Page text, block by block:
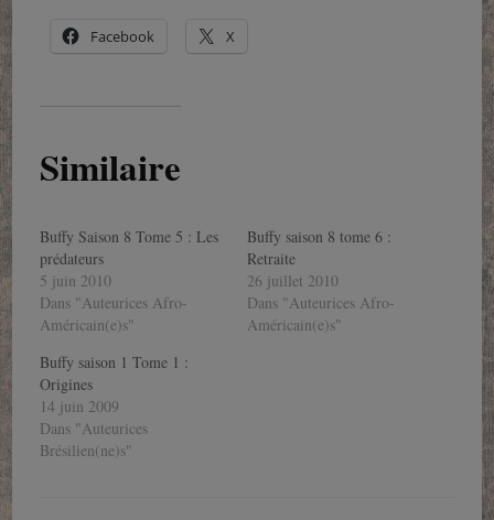
Facebook X
Similaire
Buffy Saison 8 Tome 5 : Les
prédateurs
5 juin 2010
Dans "Auteurices Afro-
Américain(e)s"
Buffy saison 8 tome 6 :
Retraite
26 juillet 2010
Dans "Auteurices Afro-
Américain(e)s"
Buffy saison 1 Tome 1 :
Origines
14 juin 2009
Dans "Auteurices
Brésilien(ne)s"